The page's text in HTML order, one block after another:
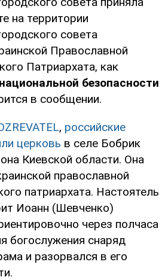
на территории
совета
Православной
Патриархата, как
безопасности
в сообщении.
, российские
церковь в селе Бобрик
Киевской области. Она
православной
патриархата. Настоятель
Иоанн (Шевченко)
через полчаса
богослужения снаряд
и разорвался в его